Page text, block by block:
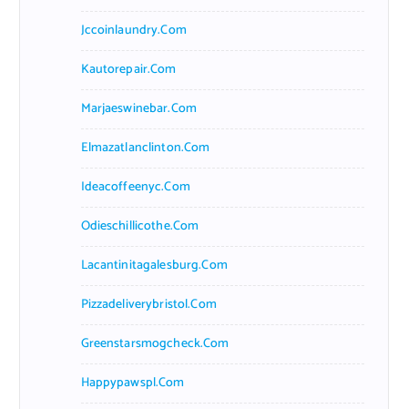
Jccoinlaundry.com
Kautorepair.com
Marjaeswinebar.com
Elmazatlanclinton.com
Ideacoffeenyc.com
Odieschillicothe.com
Lacantinitagalesburg.com
Pizzadeliverybristol.com
Greenstarsmogcheck.com
Happypawspl.com